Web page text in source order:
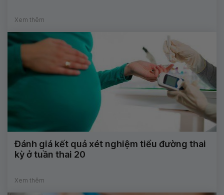
Xem thêm
Đánh giá kết quả xét nghiệm tiểu đường thai
kỳ ở tuần thai 20
Xem thêm